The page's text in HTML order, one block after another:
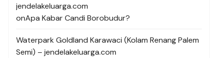
jendelakeluarga.com
onApa Kabar Candi Borobudur?
Waterpark Goldland Karawaci (Kolam Renang Palem
Semi) – jendelakeluarga.com